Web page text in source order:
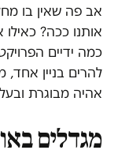
אב פה שאין בו
אותנו ככה?
כמה ידיים
אהיה מבוגרת ובעלי נכה
מגדלים